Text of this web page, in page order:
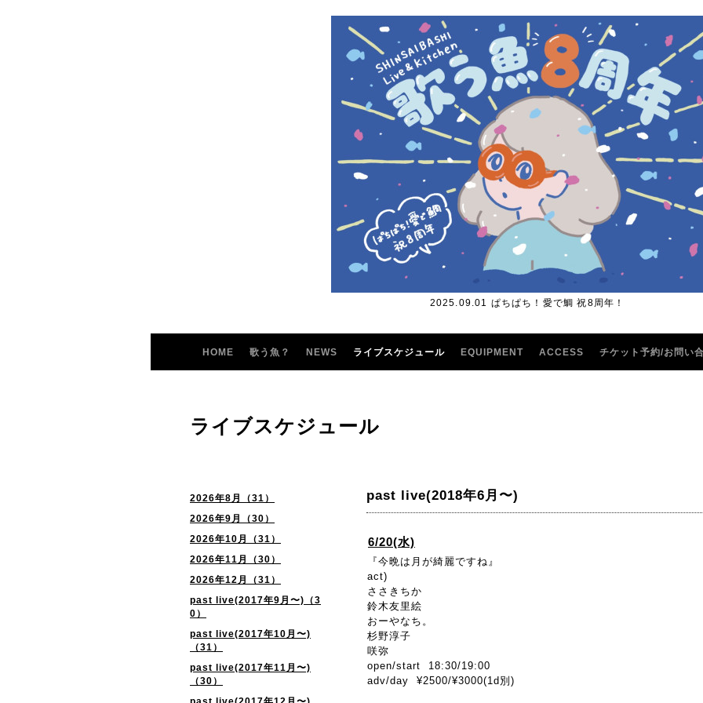
2025.09.01 ぱちぱち！愛で鯛 祝8周年！
HOME 歌う魚？ NEWS ライブスケジュール EQUIPMENT ACCESS チケット予約/お問い
2026年8月（31）
2026年9月（30）
2026年10月（31）
2026年11月（30）
2026年12月（31）
past live(2017年9月〜)（3
0）
past live(2017年10月〜)
（31）
past live(2017年11月〜)
（30）
ライブスケジュール
past live(2018年6月〜)
6/20(水)
『今晩は月が綺麗ですね』
act)
ささきちか
鈴木友里絵
おーやなち。
杉野淳子
咲弥
open/start 18:30/19:00
adv/day ¥2500/¥3000(1d別)